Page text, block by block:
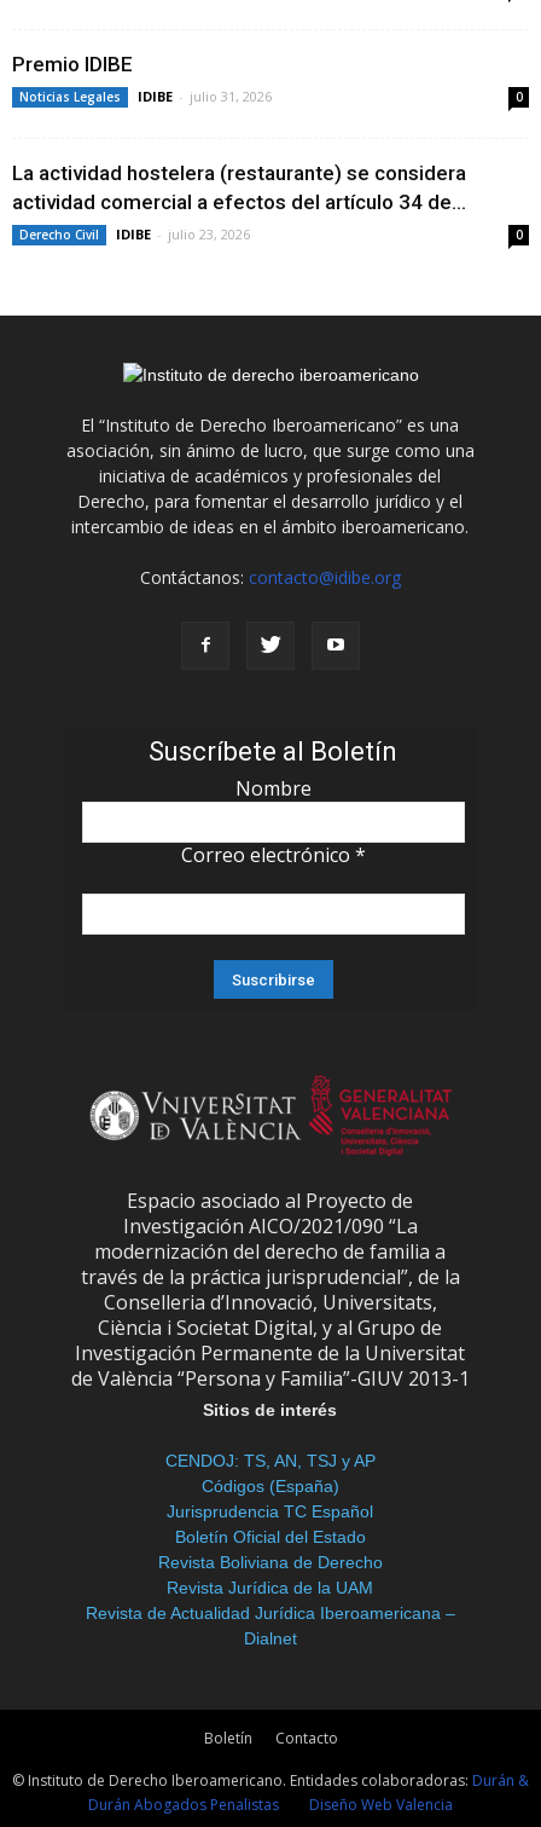
Premio IDIBE
Noticias Legales IDIBE - julio 31, 2026 0
La actividad hostelera (restaurante) se considera
actividad comercial a efectos del artículo 34 de...
Derecho Civil IDIBE - julio 23, 2026 0
El “Instituto de Derecho Iberoamericano” es una
asociación, sin ánimo de lucro, que surge como una
iniciativa de académicos y profesionales del
Derecho, para fomentar el desarrollo jurídico y el
intercambio de ideas en el ámbito iberoamericano.
Contáctanos: contacto@idibe.org
Suscríbete al Boletín
Nombre
Correo electrónico *
Espacio asociado al Proyecto de
Investigación AICO/2021/090 “La
modernización del derecho de familia a
través de la práctica jurisprudencial”, de la
Conselleria d’Innovació, Universitats,
Ciència i Societat Digital, y al Grupo de
Investigación Permanente de la Universitat
de València “Persona y Familia”-GIUV 2013-1
Sitios de interés
CENDOJ: TS, AN, TSJ y AP
Códigos (España)
Jurisprudencia TC Español
Boletín Oficial del Estado
Revista Boliviana de Derecho
Revista Jurídica de la UAM
Revista de Actualidad Jurídica Iberoamericana –
Dialnet
Boletín Contacto
© Instituto de Derecho Iberoamericano. Entidades colaboradoras: Durán &
Durán Abogados Penalistas
Diseño Web Valencia